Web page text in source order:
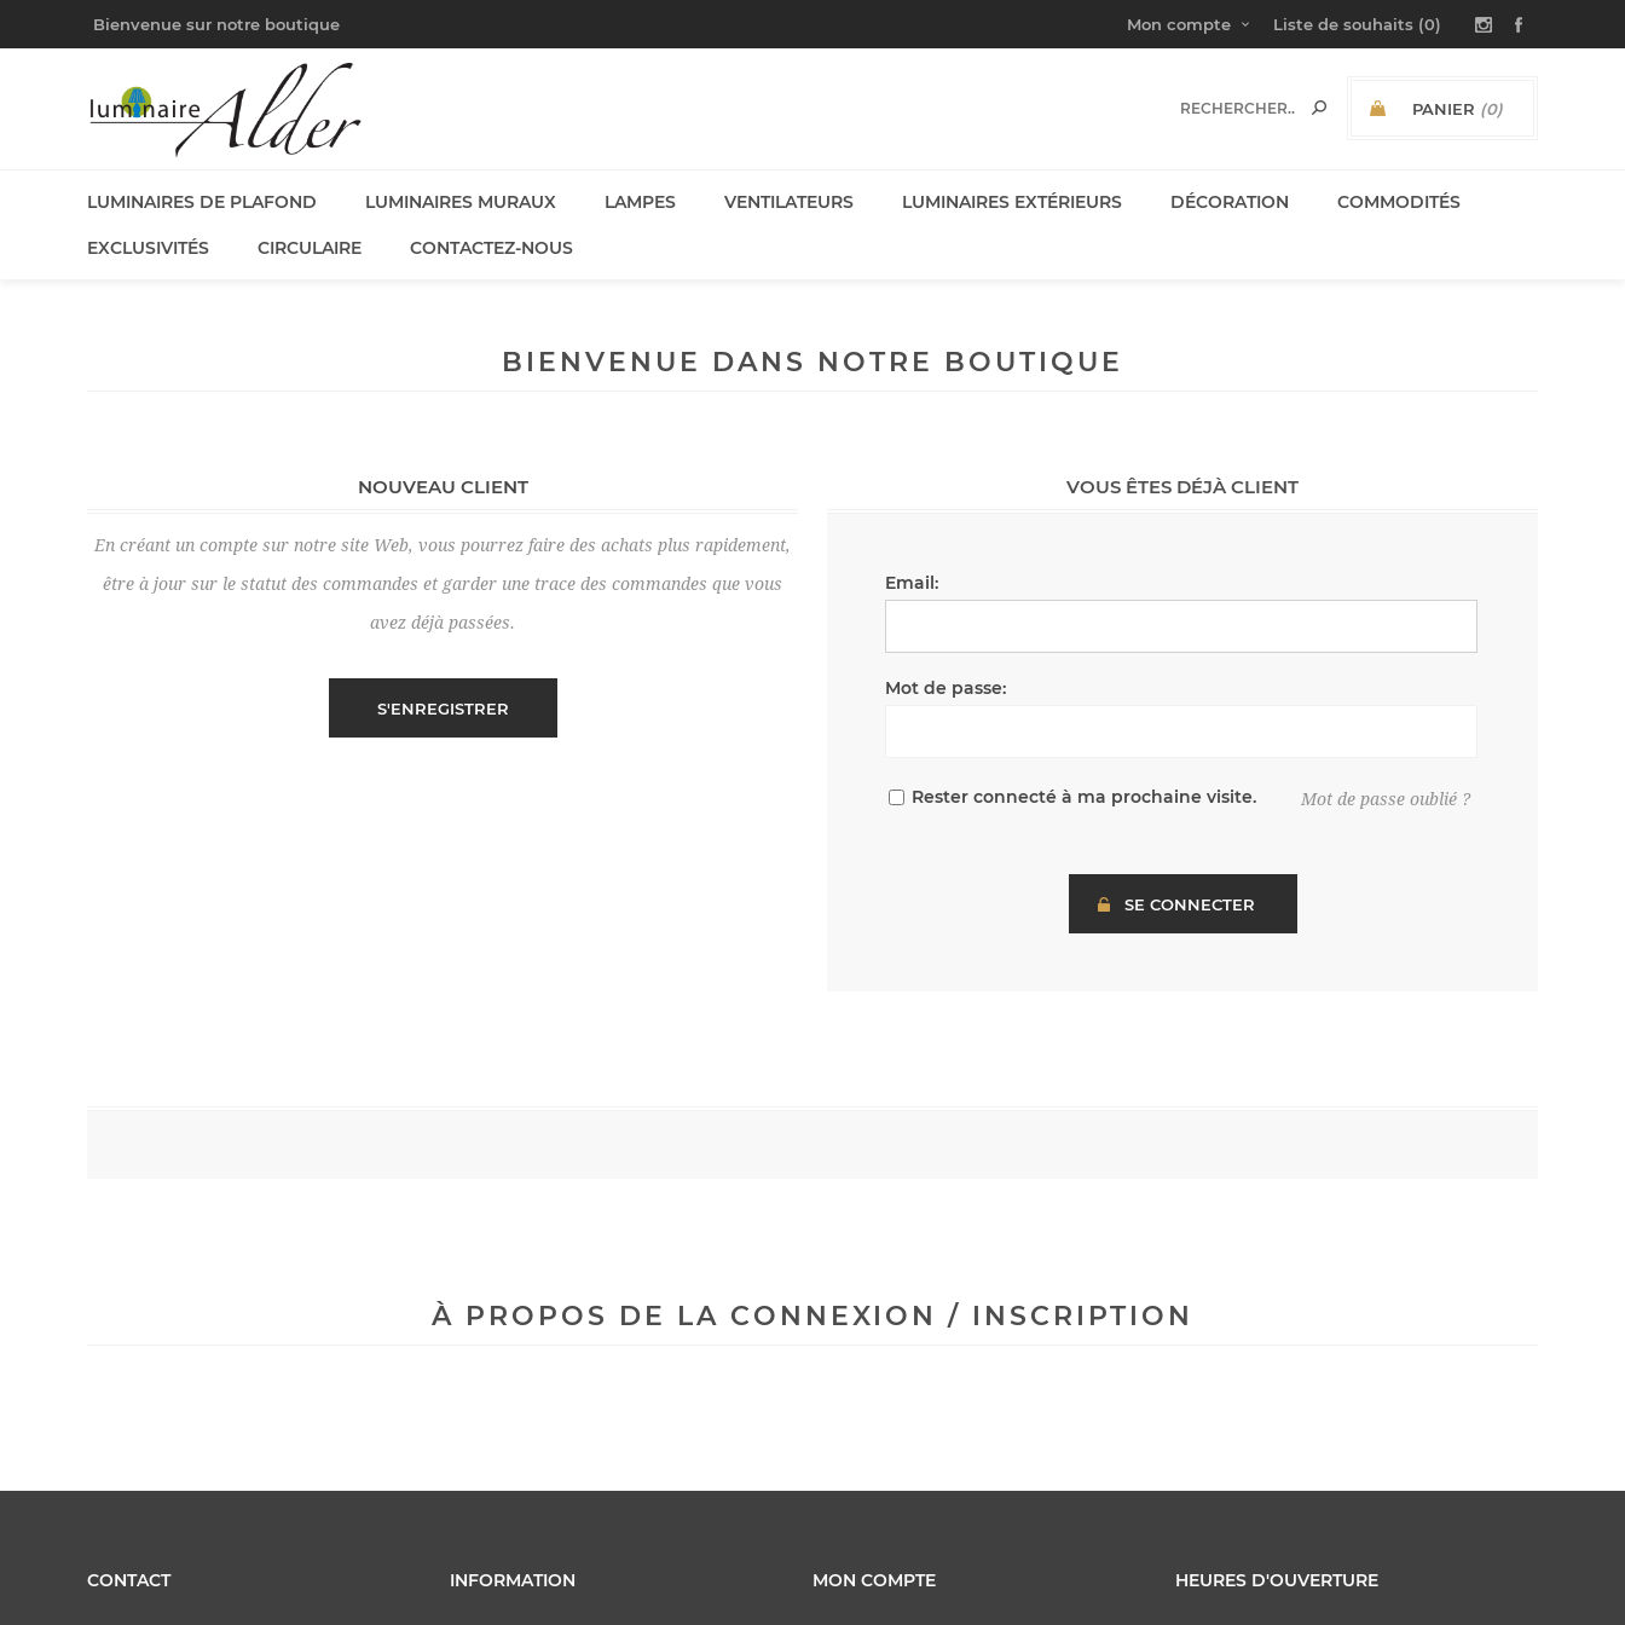
Bienvenue sur notre boutique Mon compte Liste de souhaits (0)
PANIER (0)
LUMINAIRES DE PLAFOND LUMINAIRES MURAUX LAMPES VENTILATEURS LUMINAIRES EXTÉRIEURS DÉCORATION COMMODITÉS
EXCLUSIVITÉS CIRCULAIRE CONTACTEZ-NOUS
BIENVENUE DANS NOTRE BOUTIQUE
NOUVEAU CLIENT
En créant un compte sur notre site Web, vous pourrez faire des achats plus rapidement,
être à jour sur le statut des commandes et garder une trace des commandes que vous
avez déjà passées.
VOUS ÊTES DÉJÀ CLIENT
Email:
Mot de passe:
Rester connecté à ma prochaine visite. Mot de passe oublié ?
À PROPOS DE LA CONNEXION / INSCRIPTION
CONTACT INFORMATION MON COMPTE HEURES D'OUVERTURE